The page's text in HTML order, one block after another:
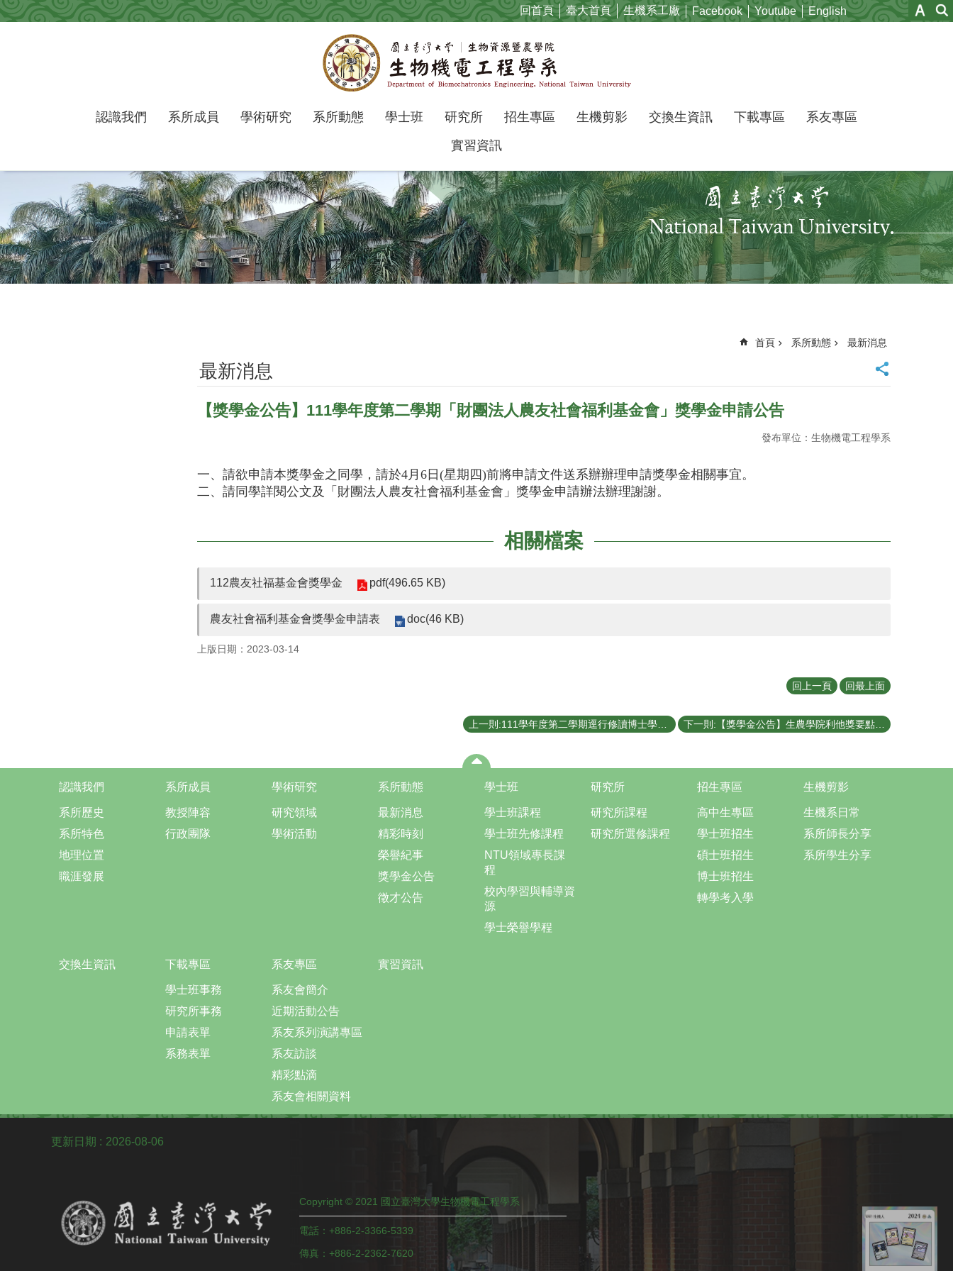
跳到主要內容區塊 回首頁 臺大首頁 生機系工廠 Facebook Youtube English
認識我們 系所成員 學術研究 系所動態 學士班 研究所 招生專區 生機剪影 交換生資訊 下載專區
系友專區
實習資訊
首頁 系所動態 最新消息
最新消息
【獎學金公告】111學年度第二學期「財團法人農友社會福利基金會」獎學金申請公告
發布單位：生物機電工程學系
一、請欲申請本獎學金之同學，請於4月6日(星期四)前將申請文件送系辦辦理申請獎學金相關事宜。
二、請同學詳閱公文及「財團法人農友社會福利基金會」獎學金申請辦法辦理謝謝。
相關檔案
112農友社福基金會獎學金 pdf(496.65 KB)
農友社會福利基金會獎學金申請表 doc(46 KB)
上版日期：2023-03-14
回上一頁 回最上面
認識我們
系所歷史
系所特色
地理位置
職涯發展
系所成員
教授陣容
行政團隊
學術研究
研究領域
學術活動
系所動態
最新消息
精彩時刻
榮譽紀事
獎學金公告
徵才公告
學士班
學士班課程
學士班先修課程
NTU領域專長課
程
校內學習與輔導資
源
學士榮譽學程
研究所
研究所課程
研究所選修課程
招生專區
高中生專區
學士班招生
碩士班招生
博士班招生
轉學考入學
生機剪影
生機系日常
系所師長分享
系所學生分享
交換生資訊 下載專區
學士班事務
研究所事務
申請表單
系務表單
系友專區
系友會簡介
近期活動公告
系友系列演講專區
系友訪談
精彩點滴
系友會相關資料
實習資訊
更新日期 2026-08-06
Copyright © 2021 國立臺灣大學生物機電工程學系
電話：+886-2-3366-5339
傳真：+886-2-2362-7620